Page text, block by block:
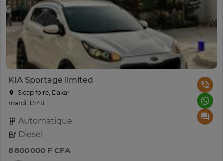
KIA Sportage limited
Sicap foire, Dakar
mardi, 13:48
Automatique
Diesel
8 800 000 F CFA